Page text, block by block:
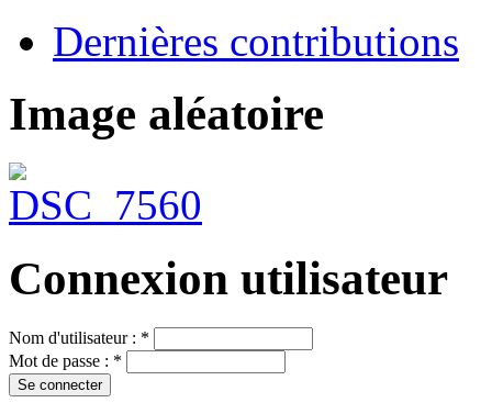
Dernières contributions
Image aléatoire
Connexion utilisateur
Nom d'utilisateur : *
Mot de passe : *